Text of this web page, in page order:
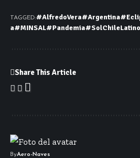
TAGGED:#AlfredoVera#Argentina
a#MINSAL#Pandemia#SolChile
Share This Article
ByAero-Naves